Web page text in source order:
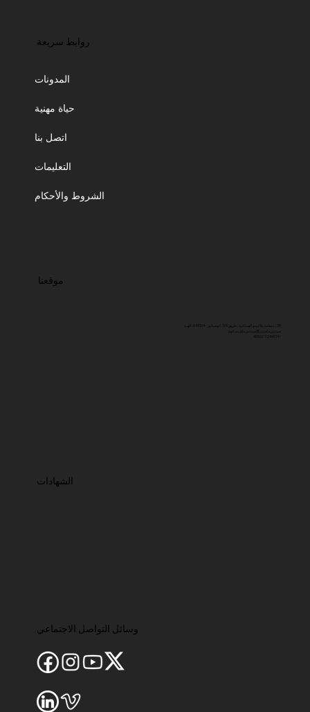
روابط سريعة
المدونات
حياة مهنية
اتصل بنا
التعليمات
الشروط والأحكام
موقعنا
الشهادات
وسائل التواصل الاجتماعي